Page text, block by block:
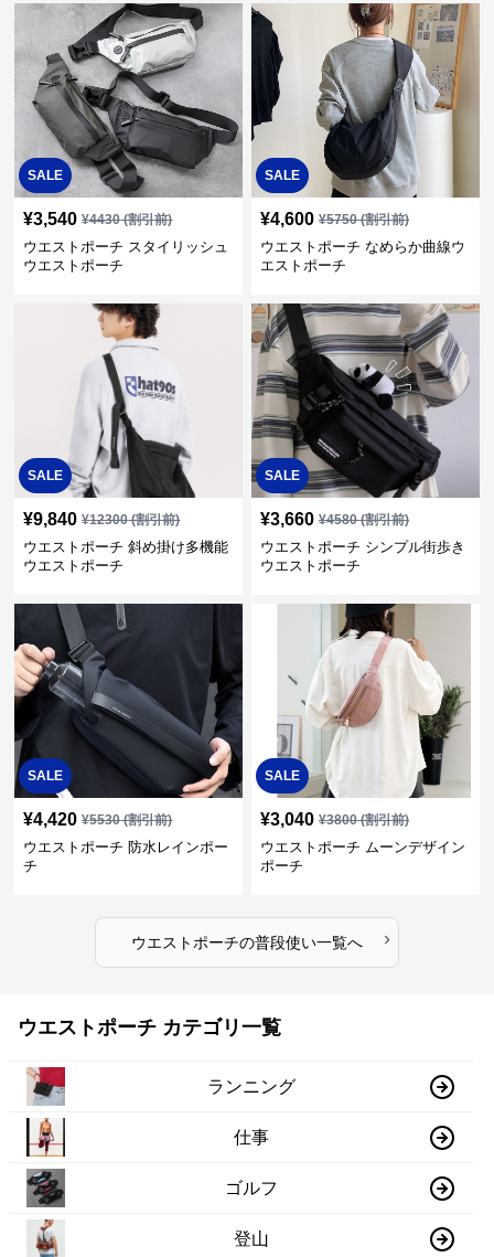
SALE
¥3,540 ¥4430(割引前)
ウエストポーチ スタイリッシュ
ウエストポーチ
SALE
¥4,600 ¥5750(割引前)
ウエストポーチ なめらか曲線ウ
エストポーチ
SALE
¥9,840 ¥12300(割引前)
ウエストポーチ 斜め掛け多機能
ウエストポーチ
SALE
¥3,660 ¥4580(割引前)
ウエストポーチ シンプル街歩き
ウエストポーチ
SALE
¥4,420 ¥5530(割引前)
ウエストポーチ 防水レインポー
チ
SALE
¥3,040 ¥3800(割引前)
ウエストポーチ ムーンデザイン
ポーチ
ウエストポーチの普段使い一覧へ ›
ウエストポーチ カテゴリ一覧
ランニング
仕事
ゴルフ
登山